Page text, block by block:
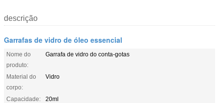
descrição
Garrafas de vidro de óleo essencial
Nome do
produto:
Garrafa de vidro do conta-gotas
Material do
corpo:
Vidro
Capacidade:
20ml